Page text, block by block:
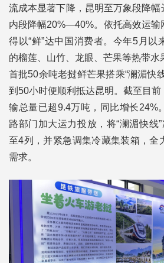
流成本显著下降，昆明至万象段降
内段降幅20%—40%。依托高效运输
得以“鲜”达中国消费者。今年5月以
的榴莲、山竹、龙眼、芒果等热带水
首批50余吨老挝鲜芒果搭乘“澜湄快
到50小时便顺利抵达昆明。截至目
输总量已超9.4万吨，同比增长24%
路部门加大运力投放，将“澜湄快线
至4列，并紧急调集冷藏集装箱，全
需求。